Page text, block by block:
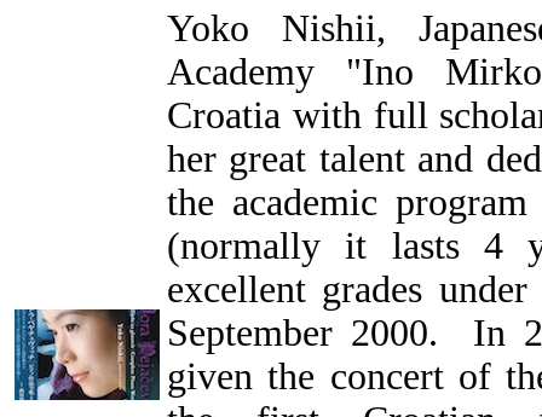
Yoko Nishii,
Academy "Ino
Croatia with full
her great talent and
the academic
(normally it lasts 4
excellent grades
September 2000. In
given the concert of